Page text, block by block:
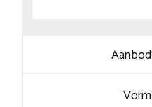
Aanbod
Vorm